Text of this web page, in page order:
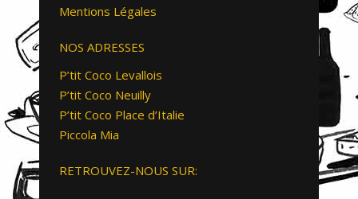
Mentions Légales
NOS ADRESSES
P’tit Coco Levallois
P’tit Coco Neuilly
P’tit Coco Place d’Italie
Piccola Mia
RETROUVEZ-NOUS SUR: